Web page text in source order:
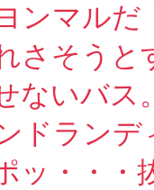
ンマルだ
さそうと
ないバ
ドラン
ッ・・・